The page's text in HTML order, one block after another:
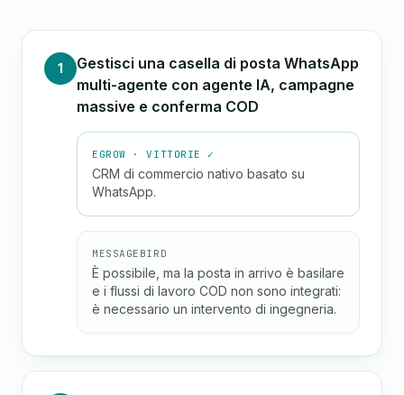
1
Gestisci una casella di posta WhatsApp
multi-agente con agente IA, campagne
massive e conferma COD
EGROW · VITTORIE ✓
CRM di commercio nativo basato su
WhatsApp.
MESSAGEBIRD
È possibile, ma la posta in arrivo è basilare
e i flussi di lavoro COD non sono integrati:
è necessario un intervento di ingegneria.